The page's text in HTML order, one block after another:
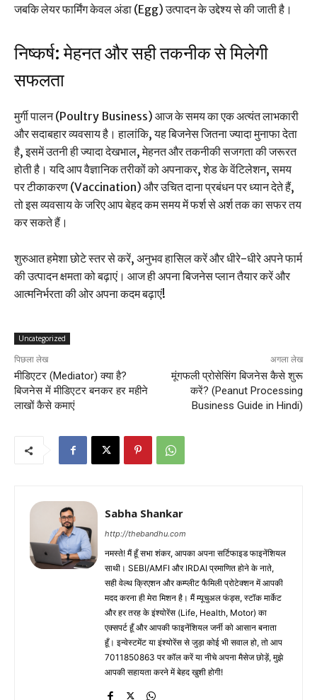
जबकि लेयर फार्मिंग केवल अंडा (Egg) उत्पादन के उद्देश्य से की जाती है।
निष्कर्ष: मेहनत और सही तकनीक से मिलेगी
सफलता
मुर्गी पालन (Poultry Business) आज के समय का एक अत्यंत लाभकारी
और सदाबहार व्यवसाय है। हालांकि, यह बिजनेस जितना ज्यादा मुनाफा देता
है, इसमें उतनी ही ज्यादा देखभाल, मेहनत और तकनीकी सजगता की जरूरत
होती है। यदि आप वैज्ञानिक तरीकों को अपनाकर, शेड के वेंटिलेशन, समय
पर टीकाकरण (Vaccination) और उचित दाना प्रबंधन पर ध्यान देते हैं,
तो इस व्यवसाय के जरिए आप बेहद कम समय में फर्श से अर्श तक का सफर तय
कर सकते हैं।
शुरुआत हमेशा छोटे स्तर से करें, अनुभव हासिल करें और धीरे-धीरे अपने फार्म
की उत्पादन क्षमता को बढ़ाएं। आज ही अपना बिजनेस प्लान तैयार करें और
आत्मनिर्भरता की ओर अपना कदम बढ़ाएं!
Uncategorized
पिछला लेख
मीडिएटर (Mediator) क्या है?
बिजनेस में मीडिएटर बनकर हर महीने
लाखों कैसे कमाएं
अगला लेख
मूंगफली प्रोसेसिंग बिजनेस कैसे शुरू
करें? (Peanut Processing
Business Guide in Hindi)
Sabha Shankar
http://thebandhu.com
नमस्ते! मैं हूँ सभा शंकर, आपका अपना सर्टिफाइड फाइनेंशियल
साथी। SEBI/AMFI और IRDAI प्रमाणित होने के नाते,
सही वेल्थ क्रिएशन और कम्प्लीट फैमिली प्रोटेक्शन में आपकी
मदद करना ही मेरा मिशन है। मैं म्यूचुअल फंड्स, स्टॉक मार्केट
और हर तरह के इंश्योरेंस (Life, Health, Motor) का
एक्सपर्ट हूँ और आपकी फाइनेंशियल जर्नी को आसान बनाता
हूँ। इन्वेस्टमेंट या इंश्योरेंस से जुड़ा कोई भी सवाल हो, तो आप
7011850863 पर कॉल करें या नीचे अपना मैसेज छोड़ें, मुझे
आपकी सहायता करने में बेहद खुशी होगी!